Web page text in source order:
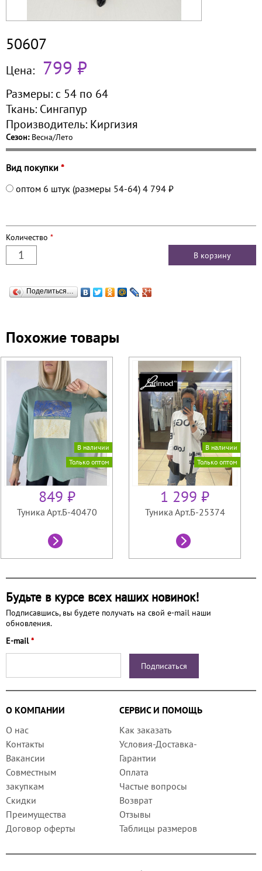
50607
Цена: 799 ₽
Размеры: с 54 по 64
Ткань: Сингапур
Производитель: Киргизия
Сезон: Весна/Лето
Вид покупки *
оптом 6 штук (размеры 54-64) 4 794 ₽
Количество *
Поделиться…
Похожие товары
В наличии
Только оптом
849 ₽
Туника Арт.Б-40470
В наличии
Только оптом
1 299 ₽
Туника Арт.Б-25374
Будьте в курсе всех наших новинок!
Подписавшись, вы будете получать на свой e-mail наши
обновления.
E-mail*
О КОМПАНИИ
СЕРВИС И ПОМОЩЬ
О нас
Контакты
Вакансии
Совместным
закупкам
Скидки
Преимущества
Договор оферты
Как заказать
Условия-Доставка-
Гарантии
Оплата
Частые вопросы
Возврат
Отзывы
Таблицы размеров